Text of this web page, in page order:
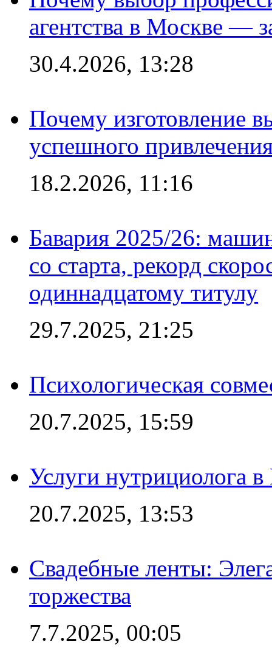
агентства в Москве —
30.4.2026, 13:28
Почему изготовление
успешного
18.2.2026, 11:16
Бавария 2025/26:
со старта, рекорд
одиннадцатому титулу
29.7.2025, 21:25
Психологическая
20.7.2025, 15:59
Услуги нутрициолога
20.7.2025, 13:53
Свадебные ленты:
торжества
7.7.2025, 00:05